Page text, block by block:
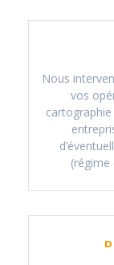
Nous
vos
(régime